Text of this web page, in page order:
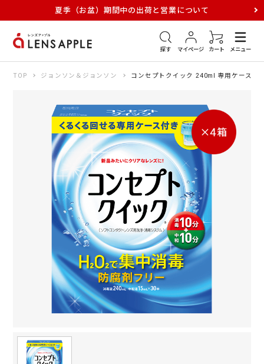
夏季（お盆）期間中の出荷と営業について
探す マイページ カート メニュー
アキュビュー メダリスト メガネ
TOP ジョンソン＆ジョンソン コンセプトクイック 240ml 専用ケース付